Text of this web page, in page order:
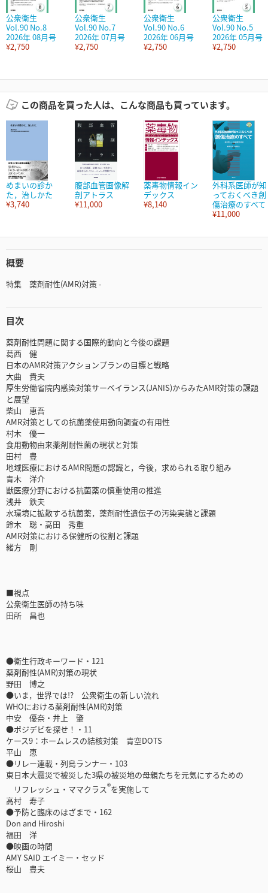
公衆衛生
Vol.90 No.8
2026年 08月号
¥2,750
公衆衛生
Vol.90 No.7
2026年 07月号
¥2,750
公衆衛生
Vol.90 No.6
2026年 06月号
¥2,750
公衆衛生
Vol.90 No.5
2026年 05月号
¥2,750
この商品を買った人は、こんな商品も買っています。
めまいの診か
た，治しかた
¥3,740
腹部血管画像解
剖アトラス
¥11,000
薬毒物情報イン
デックス
¥8,140
外科系医師が知
っておくべき創
傷治療のすべて
¥11,000
概要
特集 薬剤耐性(AMR)対策 -
目次
薬剤耐性問題に関する国際的動向と今後の課題
葛西 健
日本のAMR対策アクションプランの目標と戦略
大曲 貴夫
厚生労働省院内感染対策サーベイランス(JANIS)からみたAMR対策の課題
と展望
柴山 恵吾
AMR対策としての抗菌薬使用動向調査の有用性
村木 優一
食用動物由来薬剤耐性菌の現状と対策
田村 豊
地域医療におけるAMR問題の認識と，今後，求められる取り組み
青木 洋介
獣医療分野における抗菌薬の慎重使用の推進
浅井 鉄夫
水環境に拡散する抗菌薬，薬剤耐性遺伝子の汚染実態と課題
鈴木 聡・高田 秀重
AMR対策における保健所の役割と課題
緒方 剛
■視点
公衆衛生医師の持ち味
田所 昌也
●衛生行政キーワード・121
薬剤耐性(AMR)対策の現状
野田 博之
●いま，世界では!? 公衆衛生の新しい流れ
WHOにおける薬剤耐性(AMR)対策
中安 優奈・井上 肇
●ポジデビを探せ！・11
ケース9：ホームレスの結核対策 青空DOTS
平山 恵
●リレー連載・列島ランナー・103
東日本大震災で被災した3県の被災地の母親たちを元気にするための
リフレッシュ・ママクラス®を実施して
高村 寿子
●予防と臨床のはざまで・162
Don and Hiroshi
福田 洋
●映画の時間
AMY SAID エイミー・セッド
桜山 豊夫